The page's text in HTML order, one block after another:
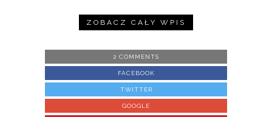
ZOBACZ CAŁY WPIS
2 COMMENTS
FACEBOOK
TWITTER
GOOGLE